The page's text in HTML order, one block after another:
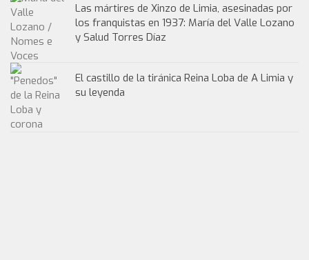
Las mártires de Xinzo de Limia, asesinadas por
los franquistas en 1937: María del Valle Lozano
y Salud Torres Díaz
El castillo de la tiránica Reina Loba de A Limia y
su leyenda